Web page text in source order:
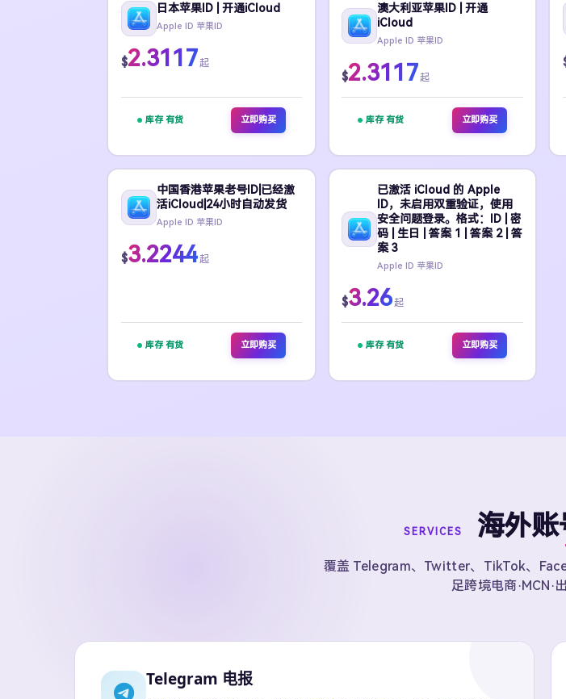
日本苹果ID | 开通iCloud
Apple ID 苹果ID
$2.3117起
库存 有货 立即购买
澳大利亚苹果ID | 开通
iCloud
Apple ID 苹果ID
$2.3117起
库存 有货 立即购买
中国香港苹果老号ID|已经激
活iCloud|24小时自动发货
Apple ID 苹果ID
$3.2244起
库存 有货 立即购买
已激活 iCloud 的 Apple
ID，未启用双重验证，使用
安全问题登录。格式：ID | 密
码 | 生日 | 答案 1 | 答案 2 | 答
案 3
Apple ID 苹果ID
$3.26起
库存 有货 立即购买
SERVICES 海外
覆盖 Telegram、Twitter、TikTok、
足跨境电商·MCN·
Telegram 电报